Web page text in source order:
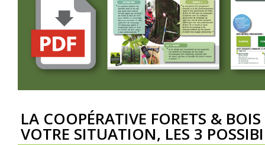
LA COOPÉRATIVE FORETS &
VOTRE SITUATION, LES 3